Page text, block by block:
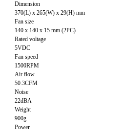
Dimension
370(L) x 265(W) x 29(H) mm
Fan size
140 x 140 x 15 mm (2PC)
Rated voltage
5VDC
Fan speed
1500RPM
Air flow
50.3CFM
Noise
22dBA
Weight
900g
Power